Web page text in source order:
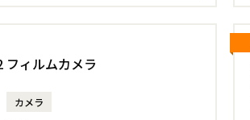
フィルムカメラ
カメラ